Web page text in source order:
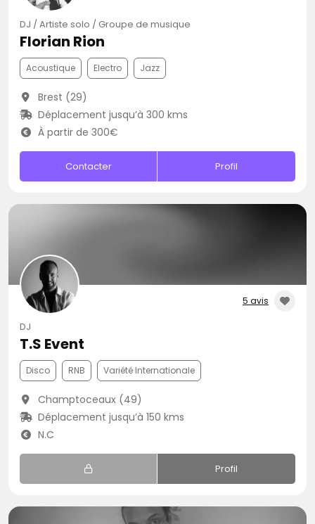
DJ / Artiste solo / Groupe de musique
Florian Rion
Acoustique Electro Jazz
Brest (29)
Déplacement jusqu’à 300 kms
À partir de 300€
Contacter Profil
5 avis
DJ
T.S Event
Disco RNB Variété Internationale
Champtoceaux (49)
Déplacement jusqu’à 150 kms
N.C
Profil